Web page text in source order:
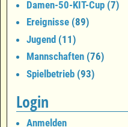
Damen-50-KIT-Cup (7)
Ereignisse (89)
Jugend (11)
Mannschaften (76)
Spielbetrieb (93)
Login
Anmelden